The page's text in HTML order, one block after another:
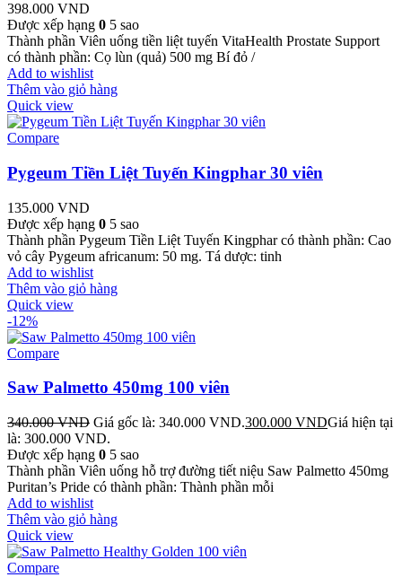
398.000 VND
Được xếp hạng 0 5 sao
Thành phần Viên uống tiền liệt tuyến VitaHealth Prostate Support
có thành phần: Cọ lùn (quả) 500 mg Bí đỏ /
Add to wishlist
Thêm vào giỏ hàng
Quick view
Compare
Pygeum Tiền Liệt Tuyến Kingphar 30 viên
135.000 VND
Được xếp hạng 0 5 sao
Thành phần Pygeum Tiền Liệt Tuyến Kingphar có thành phần: Cao
vỏ cây Pygeum africanum: 50 mg. Tá dược: tinh
Add to wishlist
Thêm vào giỏ hàng
Quick view
-12%
Compare
Saw Palmetto 450mg 100 viên
340.000VND Giá gốc là: 340.000 VND.300.000 VNDGiá hiện tại
là: 300.000 VND.
Được xếp hạng 0 5 sao
Thành phần Viên uống hỗ trợ đường tiết niệu Saw Palmetto 450mg
Puritan’s Pride có thành phần: Thành phần mỗi
Add to wishlist
Thêm vào giỏ hàng
Quick view
Compare